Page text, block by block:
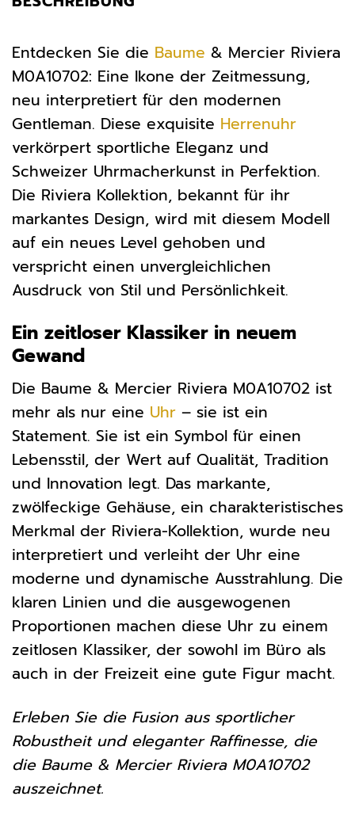
Entdecken Sie die Baume & Mercier Riviera
M0A10702: Eine Ikone der Zeitmessung,
neu interpretiert für den modernen
Gentleman. Diese exquisite Herrenuhr
verkörpert sportliche Eleganz und
Schweizer Uhrmacherkunst in Perfektion.
Die Riviera Kollektion, bekannt für ihr
markantes Design, wird mit diesem Modell
auf ein neues Level gehoben und
verspricht einen unvergleichlichen
Ausdruck von Stil und Persönlichkeit.
Ein zeitloser Klassiker in neuem
Gewand
Die Baume & Mercier Riviera M0A10702 ist
mehr als nur eine Uhr – sie ist ein
Statement. Sie ist ein Symbol für einen
Lebensstil, der Wert auf Qualität, Tradition
und Innovation legt. Das markante,
zwölfeckige Gehäuse, ein charakteristisches
Merkmal der Riviera-Kollektion, wurde neu
interpretiert und verleiht der Uhr eine
moderne und dynamische Ausstrahlung. Die
klaren Linien und die ausgewogenen
Proportionen machen diese Uhr zu einem
zeitlosen Klassiker, der sowohl im Büro als
auch in der Freizeit eine gute Figur macht.
Erleben Sie die Fusion aus sportlicher
Robustheit und eleganter Raffinesse, die
die Baume & Mercier Riviera M0A10702
auszeichnet.